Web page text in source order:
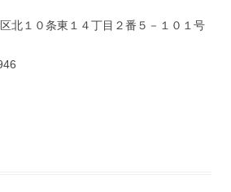
北１０条東１４丁目２番５－１０１号